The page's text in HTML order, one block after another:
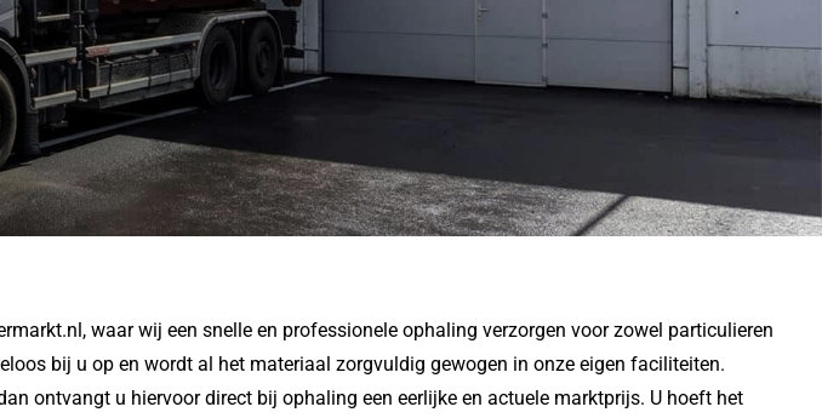
waar wij een snelle en professionele ophaling verzorgen voor zowel particulieren
bij u op en wordt al het materiaal zorgvuldig gewogen in onze eigen faciliteiten.
ontvangt u hiervoor direct bij ophaling een eerlijke en actuele marktprijs. U hoeft het